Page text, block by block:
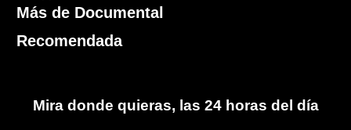
Más de Documental
Recomendada
Mira donde quieras, las 24 horas del día